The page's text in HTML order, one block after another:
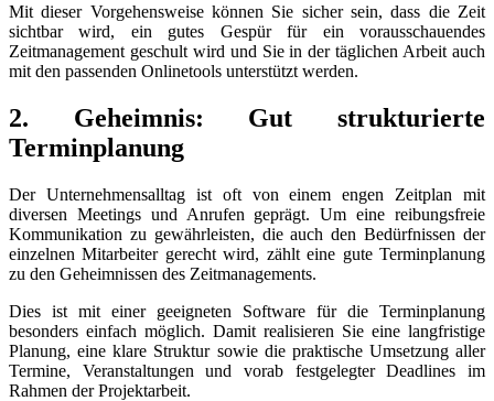
Mit dieser Vorgehensweise können Sie sicher sein, dass die Zeit
sichtbar wird, ein gutes Gespür für ein vorausschauendes
Zeitmanagement geschult wird und Sie in der täglichen Arbeit auch
mit den passenden Onlinetools unterstützt werden.
2. Geheimnis: Gut strukturierte
Terminplanung
Der Unternehmensalltag ist oft von einem engen Zeitplan mit
diversen Meetings und Anrufen geprägt. Um eine reibungsfreie
Kommunikation zu gewährleisten, die auch den Bedürfnissen der
einzelnen Mitarbeiter gerecht wird, zählt eine gute Terminplanung
zu den Geheimnissen des Zeitmanagements.
Dies ist mit einer geeigneten Software für die Terminplanung
besonders einfach möglich. Damit realisieren Sie eine langfristige
Planung, eine klare Struktur sowie die praktische Umsetzung aller
Termine, Veranstaltungen und vorab festgelegter Deadlines im
Rahmen der Projektarbeit.